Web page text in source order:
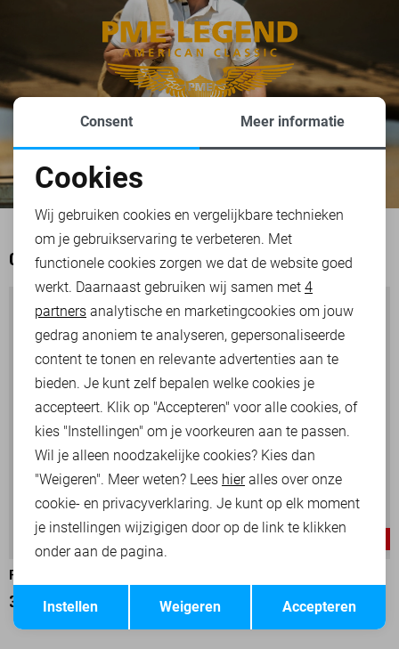
OOK HET BEKIJKEN WAARD
-30%
PME LEGEND T-SHIRT
35,00 49,99 35,00
Noodzakelijke cookies
Personalisatie cookies
Analytische cookies
Marketing cookies
Opslaan
Consent Meer informatie
Cookies
Wij gebruiken cookies en vergelijkbare technieken
om je gebruikservaring te verbeteren. Met
functionele cookies zorgen we dat de website goed
werkt. Daarnaast gebruiken wij samen met 4
partners analytische en marketingcookies om jouw
gedrag anoniem te analyseren, gepersonaliseerde
content te tonen en relevante advertenties aan te
bieden. Je kunt zelf bepalen welke cookies je
accepteert. Klik op "Accepteren" voor alle cookies, of
kies "Instellingen" om je voorkeuren aan te passen.
Wil je alleen noodzakelijke cookies? Kies dan
"Weigeren". Meer weten? Lees hieralles over onze
cookie- en privacyverklaring. Je kunt op elk moment
je instellingen wijzigigen door op de link te klikken
onder aan de pagina.
Accepteren
Weigeren
Instellen